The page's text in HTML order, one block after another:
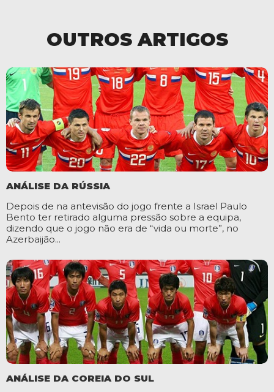
OUTROS ARTIGOS
ANÁLISE DA RÚSSIA
Depois de na antevisão do jogo frente a Israel Paulo
Bento ter retirado alguma pressão sobre a equipa,
dizendo que o jogo não era de “vida ou morte”, no
Azerbaijão...
ANÁLISE DA COREIA DO SUL